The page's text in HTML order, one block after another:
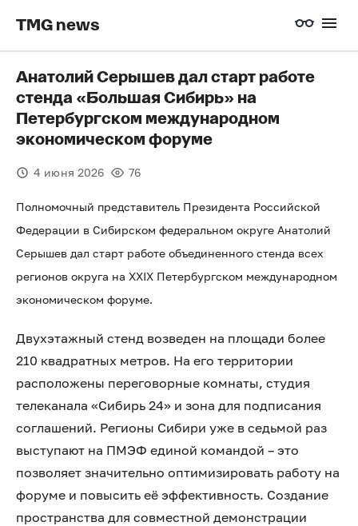
TMG news
Анатолий Серышев дал старт работе
стенда «Большая Сибирь» на
Петербургском международном
экономическом форуме
4 июня 2026 76
Полномочный представитель Президента Российской
Федерации в Сибирском федеральном округе Анатолий
Серышев дал старт работе объединенного стенда всех
регионов округа на ХXIX Петербургском международном
экономическом форуме.
Двухэтажный стенд возведен на площади более
210 квадратных метров. На его территории
расположены переговорные комнаты, студия
телеканала «Сибирь 24» и зона для подписания
соглашений. Регионы Сибири уже в седьмой раз
выступают на ПМЭФ единой командой – это
позволяет значительно оптимизировать работу на
форуме и повысить её эффективность. Создание
пространства для совместной демонстрации